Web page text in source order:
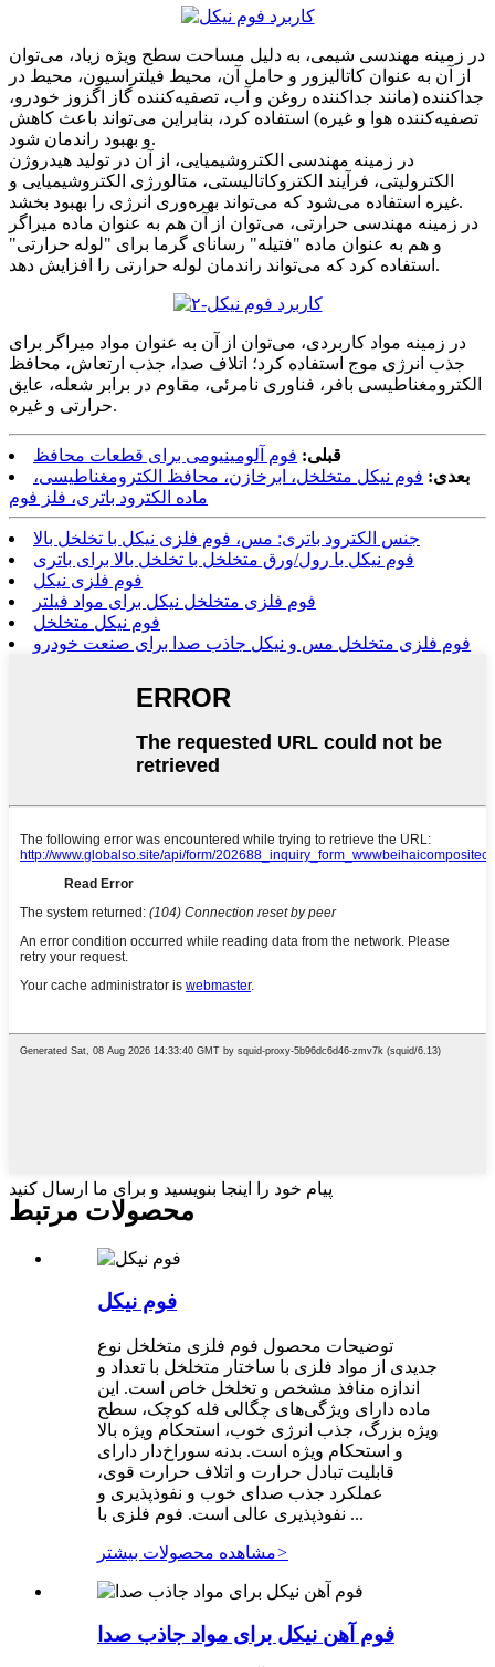
در زمینه مهندسی شیمی، به دلیل مساحت سطح ویژه زیاد، می‌توان
از آن به عنوان کاتالیزور و حامل آن، محیط فیلتراسیون، محیط در
جداکننده (مانند جداکننده روغن و آب، تصفیه‌کننده گاز اگزوز خودرو،
تصفیه‌کننده هوا و غیره) استفاده کرد، بنابراین می‌تواند باعث کاهش
و بهبود راندمان شود.
در زمینه مهندسی الکتروشیمیایی، از آن در تولید هیدروژن
الکترولیتی، فرآیند الکتروکاتالیستی، متالورژی الکتروشیمیایی و
غیره استفاده می‌شود که می‌تواند بهره‌وری انرژی را بهبود بخشد.
در زمینه مهندسی حرارتی، می‌توان از آن هم به عنوان ماده میراگر
و هم به عنوان ماده "فتیله" رسانای گرما برای "لوله حرارتی"
استفاده کرد که می‌تواند راندمان لوله حرارتی را افزایش دهد.
در زمینه مواد کاربردی، می‌توان از آن به عنوان مواد میراگر برای
جذب انرژی موج استفاده کرد؛ اتلاف صدا، جذب ارتعاش، محافظ
الکترومغناطیسی بافر، فناوری نامرئی، مقاوم در برابر شعله، عایق
حرارتی و غیره.
قبلی: فوم آلومینیومی برای قطعات محافظ
بعدی: فوم نیکل متخلخل، ابرخازن، محافظ الکترومغناطیسی،
ماده الکترود باتری، فلز فوم
جنس الکترود باتری: مس، فوم فلزی نیکل با تخلخل بالا
فوم نیکل با رول/ورق متخلخل با تخلخل بالا برای باتری
فوم فلزی نیکل
فوم فلزی متخلخل نیکل برای مواد فیلتر
فوم نیکل متخلخل
فوم فلزی متخلخل مس و نیکل جاذب صدا برای صنعت خودرو
پیام خود را اینجا بنویسید و برای ما ارسال کنید
محصولات مرتبط
فوم نیکل
توضیحات محصول فوم فلزی متخلخل نوع
جدیدی از مواد فلزی با ساختار متخلخل با تعداد و
اندازه منافذ مشخص و تخلخل خاص است. این
ماده دارای ویژگی‌های چگالی فله کوچک، سطح
ویژه بزرگ، جذب انرژی خوب، استحکام ویژه بالا
و استحکام ویژه است. بدنه سوراخ‌دار دارای
قابلیت تبادل حرارت و اتلاف حرارت قوی،
عملکرد جذب صدای خوب و نفوذپذیری و
نفوذپذیری عالی است. فوم فلزی با ...
مشاهده محصولات بیشتر>
فوم آهن نیکل برای مواد جاذب صدا